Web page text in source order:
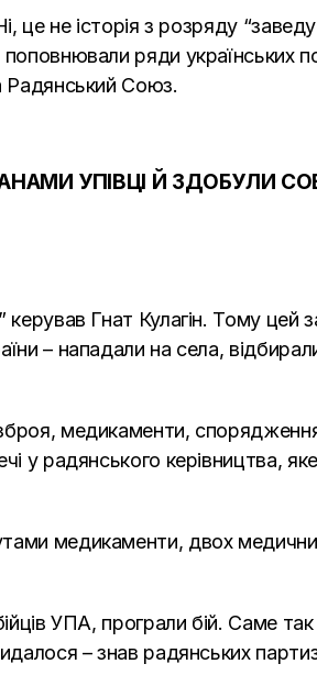
це не історія з розряду
ряди українських
Радянський Союз.
УПІВЦІ Й ЗДОБУЛИ
керував Гнат Кулагін. Тому цей
– нападали на села,
медикаменти,
у радянського керівництва,
медикаменти, двох
УПА, програли бій. Саме
– знав радянських